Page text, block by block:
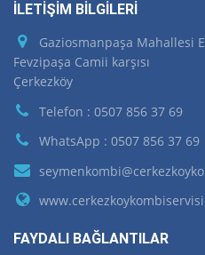
İLETİŞİM BİLGİLERİ
Gaziosmanpaşa Mahallesi
Fevzipaşa Camii karşısı
Çerkezköy
Telefon : 0507 856 37 69
WhatsApp : 0507 856 37 69
FAYDALI BAĞLANTILAR